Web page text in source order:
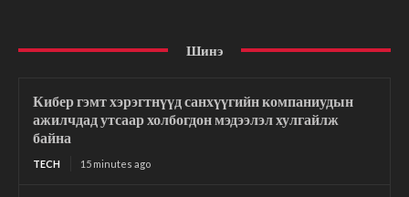
Шинэ
Кибер гэмт хэрэгтнүүд санхүүгийн компаниудын
ажилчдад утсаар холбогдон мэдээлэл хулгайлж
байна
TECH 15 minutes ago